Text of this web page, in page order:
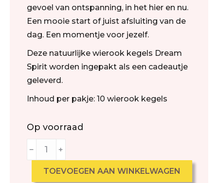
gevoel van ontspanning, in het hier en nu.
Een mooie start of juist afsluiting van de
dag. Een momentje voor jezelf.
Deze natuurlijke wierook kegels Dream
Spirit worden ingepakt als een cadeautje
geleverd.
Inhoud per pakje: 10 wierook kegels
Op voorraad
﹣ ﹢
TOEVOEGEN AAN WINKELWAGEN